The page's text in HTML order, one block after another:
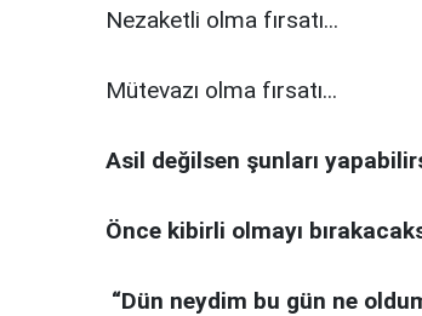
Nezaketli olma fırsatı...
Mütevazı olma fırsatı...
Asil değilsen şunları
Önce kibirli olmayı
“Dün neydim bu gün ne